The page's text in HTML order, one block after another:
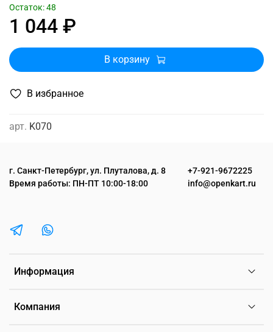
В избранное
арт. K070
1 044 ₽
Остаток: 48
В корзину
Информация
Компания
г. Санкт-Петербург, ул. Плуталова, д. 8
Время работы: ПН-ПТ 10:00-18:00
+7-921-9672225
info@openkart.ru